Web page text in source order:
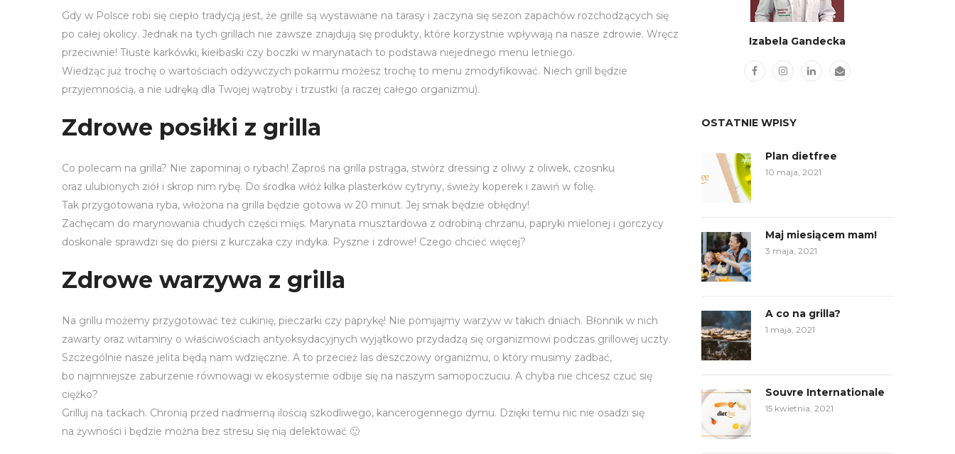
Gdy w Polsce robi się ciepło tradycją jest, że grille są wystawiane na tarasy i zaczyna się sezon zapachów rozchodzących się
po całej okolicy. Jednak na tych grillach nie zawsze znajdują się produkty, które korzystnie wpływają na nasze zdrowie. Wręcz
przeciwnie! Tłuste karkówki, kiełbaski czy boczki w marynatach to podstawa niejednego menu letniego.
Wiedząc już trochę o wartościach odżywczych pokarmu możesz trochę to menu zmodyfikować. Niech grill będzie
przyjemnością, a nie udręką dla Twojej wątroby i trzustki (a raczej całego organizmu).
Zdrowe posiłki z grilla
Co polecam na grilla? Nie zapominaj o rybach! Zaproś na grilla pstrąga, stwórz dressing z oliwy z oliwek, czosnku
oraz ulubionych ziół i skrop nim rybę. Do środka włóż kilka plasterków cytryny, świeży koperek i zawiń w folię.
Tak przygotowana ryba, włożona na grilla będzie gotowa w 20 minut. Jej smak będzie obłędny!
Zachęcam do marynowania chudych części mięs. Marynata musztardowa z odrobiną chrzanu, papryki mielonej i gorczycy
doskonale sprawdzi się do piersi z kurczaka czy indyka. Pyszne i zdrowe! Czego chcieć więcej?
Zdrowe warzywa z grilla
Na grillu możemy przygotować też cukinię, pieczarki czy paprykę! Nie pomijajmy warzyw w takich dniach. Błonnik w nich
zawarty oraz witaminy o właściwościach antyoksydacyjnych wyjątkowo przydadzą się organizmowi podczas grillowej uczty.
Szczególnie nasze jelita będą nam wdzięczne. A to przecież las deszczowy organizmu, o który musimy zadbać,
bo najmniejsze zaburzenie równowagi w ekosystemie odbije się na naszym samopoczuciu. A chyba nie chcesz czuć się
ciężko?
Grilluj na tackach. Chronią przed nadmierną ilością szkodliwego, kancerogennego dymu. Dzięki temu nic nie osadzi się
na żywności i będzie można bez stresu się nią delektować 🙂
Izabela Gandecka
OSTATNIE WPISY
Plan dietfree
10 maja, 2021
Maj miesiącem mam!
3 maja, 2021
A co na grilla?
1 maja, 2021
Souvre Internationale
15 kwietnia, 2021